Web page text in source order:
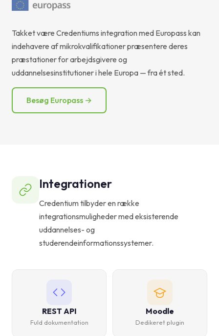
Takket være Credentiums integration med Europass kan
indehavere af mikrokvalifikationer præsentere deres
præstationer for arbejdsgivere og
uddannelsesinstitutioner i hele Europa — fra ét sted.
Besøg Europass →
Integrationer
Credentium tilbyder en række
integrationsmuligheder med eksisterende
uddannelses- og
studerendeinformationssystemer.
REST API
Fuld dokumentation
Moodle
Dedikeret plugin